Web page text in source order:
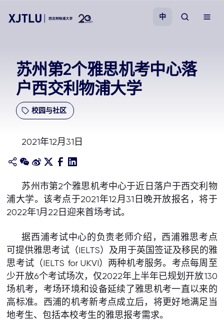
招生
科研
学院
关于我们
中
苏州第2个雅思机考中心落
户西交利物浦大学
校园与社区
2021年12月31日
苏州市第2个雅思机考中心于近日落户于西交利物
浦大学。该考点于2021年12月31日晚开放报名，将于
2022年1月22日迎来首场考试。
据西浦考试中心的负责老师介绍，西浦雅思考点
可提供雅思考试（IELTS）及用于英国签证及移民的雅
思考试（IELTS for UKVI）两种机考服务。考点每周至
少开放6个考试场次，仅2022年上半年已规划开放130
场机考，考场环境和设备延续了雅思机考一直以来的
高标准。西浦的机考新考点成立后，将更好地满足当
地考生、包括本校考生的雅思报考需求。